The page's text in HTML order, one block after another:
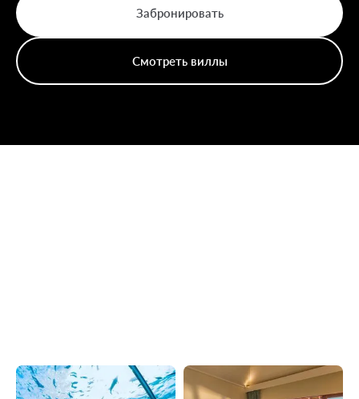
Смотреть виллы
Забронировать